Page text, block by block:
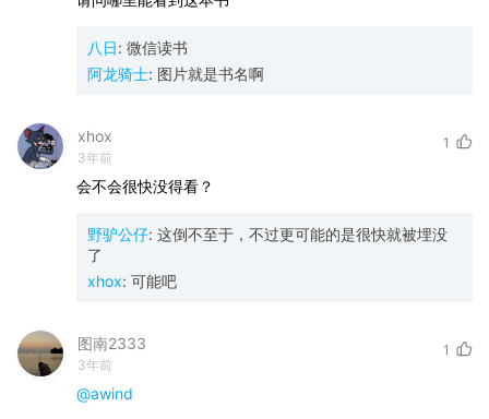
八日: 微信读书
阿龙骑士: 图片就是书名啊
xhox
3年前
1
会不会很快没得看？
野驴公仔: 这倒不至于，不过更可能的是很快就被埋没
了
xhox: 可能吧
图南2333
3年前
1
@awind